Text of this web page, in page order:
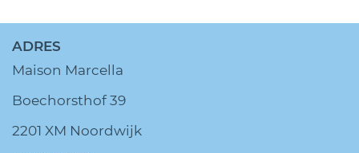
ADRES
Maison Marcella
Boechorsthof 39
2201 XM Noordwijk